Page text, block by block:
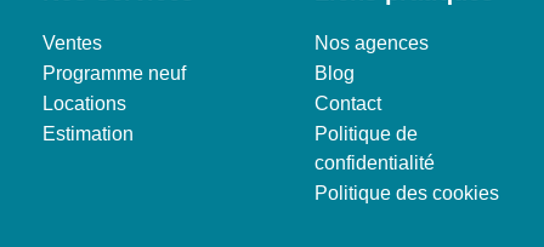
Ventes
Programme neuf
Locations
Estimation
Nos agences
Blog
Contact
Politique de
confidentialité
Politique des cookies